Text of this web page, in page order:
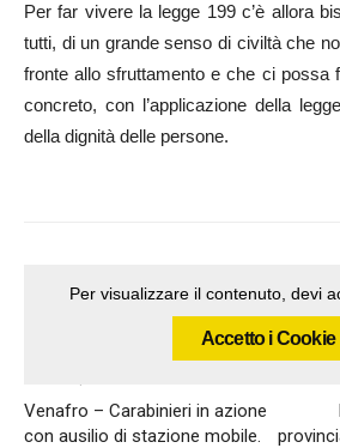
Per far vivere la legge 199 c’è allora
tutti, di un grande senso di civiltà che
fronte allo sfruttamento e che ci possa
concreto, con l’applicazione della
della dignità delle persone.
Per visualizzare il contenuto, devi
Accetto i Cookie
Venafro – Carabinieri in azione
con ausilio di stazione mobile.